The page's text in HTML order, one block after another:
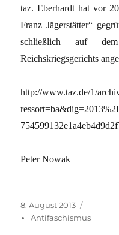
taz. Eberhardt hat vor
Franz Jägerstätter“
schließlich auf
Reichskriegsgerichts
http://www.taz.de/1/
Peter Nowak
Veröffentlicht
am
8. August 2013
Antifaschismus